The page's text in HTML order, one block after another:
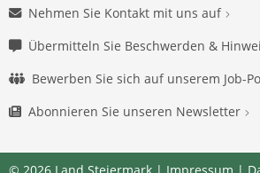
Nehmen Sie Kontakt mit uns auf
Übermitteln Sie Beschwerden &
Bewerben Sie sich auf unserem Job-
Abonnieren Sie unseren Newsletter